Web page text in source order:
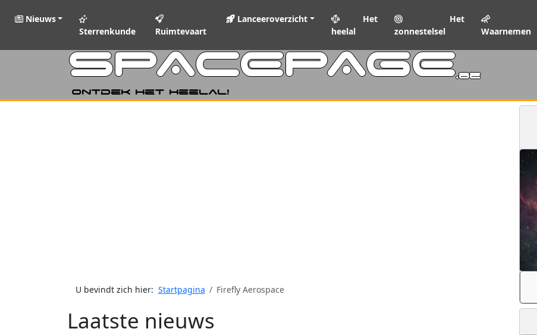
Nieuws
Sterrenkunde
Ruimtevaart
Lanceeroverzicht
Het
heelal
Het
zonnestelsel
Waarnemen
SPACEPAGE.be
Ontdek het heelal!
U bevindt zich hier: Startpagina Firefly Aerospace
Laatste nieuws